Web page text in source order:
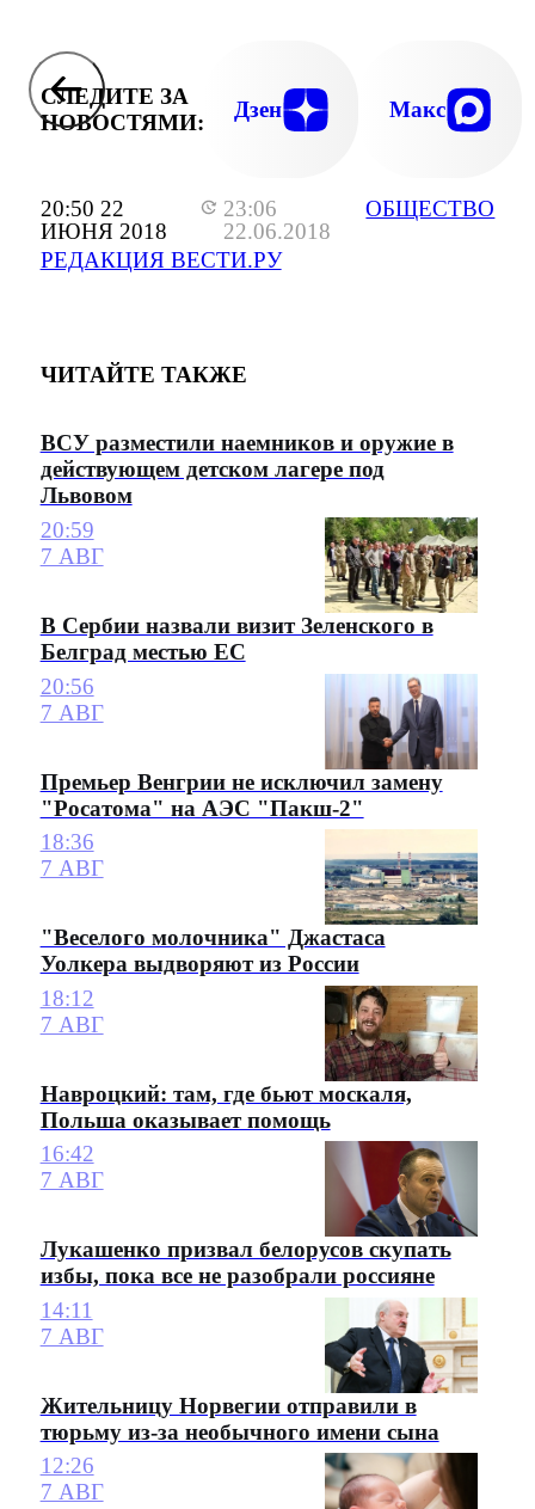
20:50 22
ИЮНЯ 2018
23:06
22.06.2018
РЕДАКЦИЯ ВЕСТИ.РУ
ОБЩЕСТВО
СЛЕДИТЕ ЗА
НОВОСТЯМИ:
Дзен Макс
ЧИТАЙТЕ ТАКЖЕ
ВСУ разместили наемников и оружие в
действующем детском лагере под
Львовом
20:59
7 АВГ
В Сербии назвали визит Зеленского в
Белград местью ЕС
20:56
7 АВГ
Премьер Венгрии не исключил замену
"Росатома" на АЭС "Пакш-2"
18:36
7 АВГ
"Веселого молочника" Джастаса
Уолкера выдворяют из России
18:12
7 АВГ
Навроцкий: там, где бьют москаля,
Польша оказывает помощь
16:42
7 АВГ
Лукашенко призвал белорусов скупать
избы, пока все не разобрали россияне
14:11
7 АВГ
Жительницу Норвегии отправили в
тюрьму из-за необычного имени сына
12:26
7 АВГ